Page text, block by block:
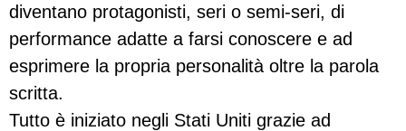
diventano protagonisti, seri o semi-seri, di
performance adatte a farsi conoscere e ad
esprimere la propria personalità oltre la parola
scritta.
Tutto è iniziato negli Stati Uniti grazie ad